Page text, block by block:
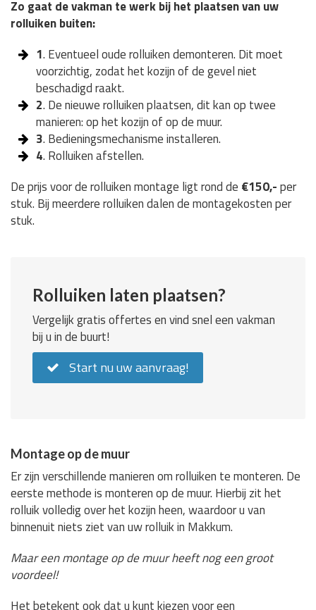
Zo gaat de vakman te werk bij het plaatsen van uw
rolluiken buiten:
1. Eventueel oude rolluiken demonteren. Dit moet
voorzichtig, zodat het kozijn of de gevel niet
beschadigd raakt.
2. De nieuwe rolluiken plaatsen, dit kan op twee
manieren: op het kozijn of op de muur.
3. Bedieningsmechanisme installeren.
4. Rolluiken afstellen.
De prijs voor de rolluiken montage ligt rond de €150,-per
stuk. Bij meerdere rolluiken dalen de montagekosten per
stuk.
Rolluiken laten plaatsen?
Vergelijk gratis offertes en vind snel een vakman
bij u in de buurt!
Start nu uw aanvraag!
Montage op de muur
Er zijn verschillende manieren om rolluiken te monteren. De
eerste methode is monteren op de muur. Hierbij zit het
rolluik volledig over het kozijn heen, waardoor u van
binnenuit niets ziet van uw rolluik in Makkum.
Maar een montage op de muur heeft nog een groot
voordeel!
Het betekent ook dat u kunt kiezen voor een